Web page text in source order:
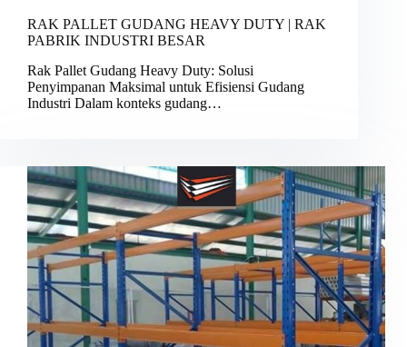
RAK PALLET GUDANG HEAVY DUTY | RAK
PABRIK INDUSTRI BESAR
Rak Pallet Gudang Heavy Duty: Solusi
Penyimpanan Maksimal untuk Efisiensi Gudang
Industri Dalam konteks gudang…